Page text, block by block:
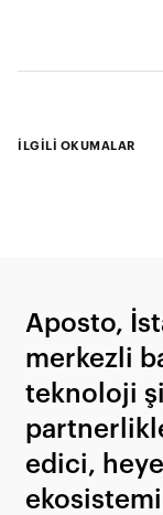
İLGİLİ OKUMALAR
Aposto,
merkezli
teknoloji
edici,